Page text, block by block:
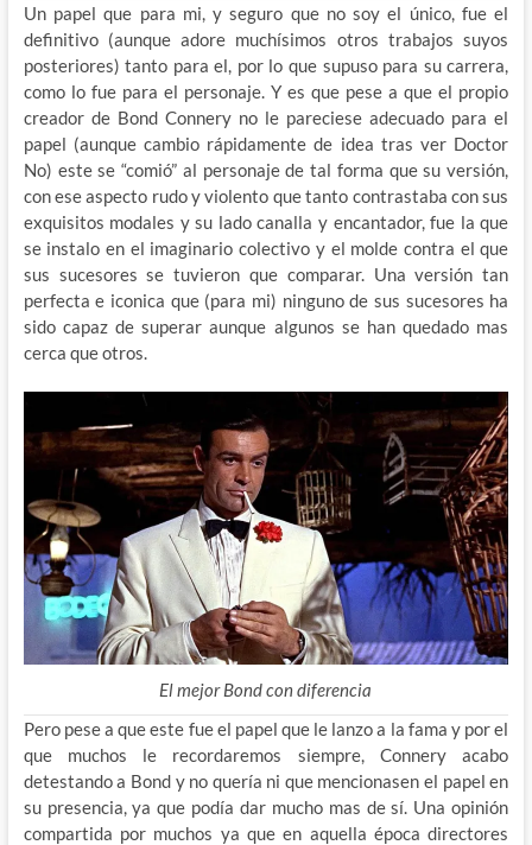
Un papel que para mi, y seguro que no soy el único, fue el
definitivo (aunque adore muchísimos otros trabajos suyos
posteriores) tanto para el, por lo que supuso para su carrera,
como lo fue para el personaje. Y es que pese a que el propio
creador de Bond Connery no le pareciese adecuado para el
papel (aunque cambio rápidamente de idea tras ver Doctor
No) este se “comió” al personaje de tal forma que su versión,
con ese aspecto rudo y violento que tanto contrastaba con sus
exquisitos modales y su lado canalla y encantador, fue la que
se instalo en el imaginario colectivo y el molde contra el que
sus sucesores se tuvieron que comparar. Una versión tan
perfecta e iconica que (para mi) ninguno de sus sucesores ha
sido capaz de superar aunque algunos se han quedado mas
cerca que otros.
El mejor Bond con diferencia
Pero pese a que este fue el papel que le lanzo a la fama y por el
que muchos le recordaremos siempre, Connery acabo
detestando a Bond y no quería ni que mencionasen el papel en
su presencia, ya que podía dar mucho mas de sí. Una opinión
compartida por muchos ya que en aquella época directores